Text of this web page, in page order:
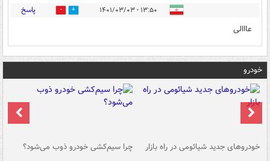
۱۳:۵۰ - ۱۴۰۱/۰۳/۰۳ 0 پاسخ
عااالی
خودرو
خودروهای جدید شیائومی در راه بازار چرا سیم‌کشی خودرو ذوب می‌شود؟